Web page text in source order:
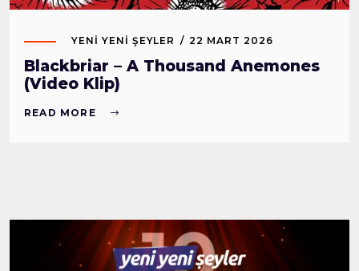
YENI YENI ŞEYLER 22 MART 2026
Blackbriar – A Thousand Anemones
(Video Klip)
READ MORE